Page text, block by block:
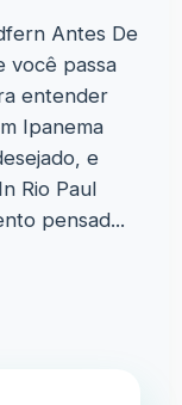
Antes De
você passa
entender
Ipanema
e
Rio Paul
pensad...